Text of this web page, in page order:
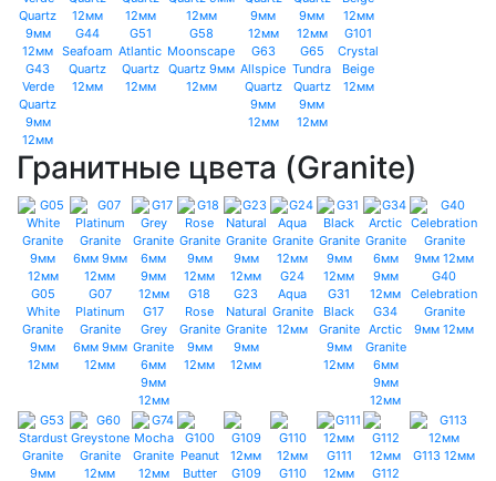
G43
Verde
Quartz
9мм
12мм
G44
Seafoam
Quartz
12мм
G51
Atlantic
Quartz
12мм
G58
Moonscape
Quartz 9мм
12мм
G63
Allspice
Quartz
9мм
12мм
G65
Tundra
Quartz
9мм
12мм
G101
Crystal
Beige
12мм
Гранитные цвета (Granite)
G05
White
Granite
9мм
12мм
G07
Platinum
Granite
6мм 9мм
12мм
G17
Grey
Granite
6мм
9мм
12мм
G18
Rose
Granite
9мм
12мм
G23
Natural
Granite
9мм
12мм
G24
Aqua
Granite
12мм
G31
Black
Granite
9мм
12мм
G34
Arctic
Granite
6мм
9мм
12мм
G40
Celebration
Granite
9мм 12мм
G109 G110
G111
12мм
G112
G113 12мм